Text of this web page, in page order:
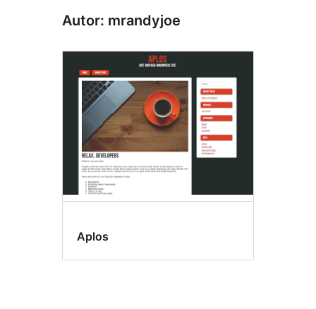
Autor: mrandyjoe
Aplos